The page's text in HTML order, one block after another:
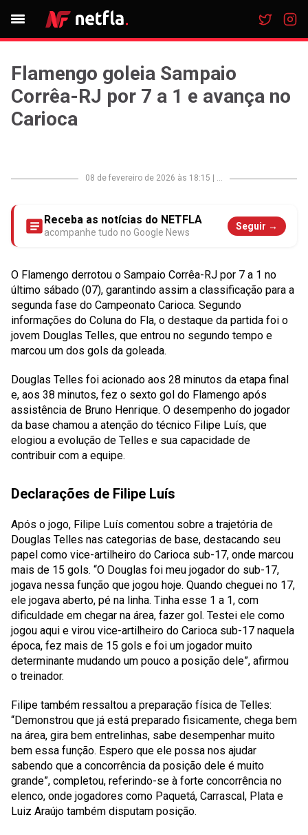
Flamengo goleia Sampaio
Corrêa-RJ por 7 a 1 e avança no
Carioca
08 de fevereiro de 2026 às 18:15 ...
Receba as notícias do NETFLA
acompanhe tudo no Google News
Seguir →
O Flamengo derrotou o Sampaio Corrêa-RJ por 7 a 1 no
último sábado (07), garantindo assim a classificação para a
segunda fase do Campeonato Carioca. Segundo
informações do Coluna do Fla, o destaque da partida foi o
jovem Douglas Telles, que entrou no segundo tempo e
marcou um dos gols da goleada.
Douglas Telles foi acionado aos 28 minutos da etapa final
e, aos 38 minutos, fez o sexto gol do Flamengo após
assistência de Bruno Henrique. O desempenho do jogador
da base chamou a atenção do técnico Filipe Luís, que
elogiou a evolução de Telles e sua capacidade de
contribuir com a equipe.
Declarações de Filipe Luís
Após o jogo, Filipe Luís comentou sobre a trajetória de
Douglas Telles nas categorias de base, destacando seu
papel como vice-artilheiro do Carioca sub-17, onde marcou
mais de 15 gols. “O Douglas foi meu jogador do sub-17,
jogava nessa função que jogou hoje. Quando cheguei no 17,
ele jogava aberto, pé na linha. Tinha esse 1 a 1, com
dificuldade em chegar na área, fazer gol. Testei ele como
jogou aqui e virou vice-artilheiro do Carioca sub-17 naquela
época, fez mais de 15 gols e foi um jogador muito
determinante mudando um pouco a posição dele”, afirmou
o treinador.
Filipe também ressaltou a preparação física de Telles:
“Demonstrou que já está preparado fisicamente, chega bem
na área, gira bem entrelinhas, sabe desempenhar muito
bem essa função. Espero que ele possa nos ajudar
sabendo que a concorrência da posição dele é muito
grande”, completou, referindo-se à forte concorrência no
elenco, onde jogadores como Paquetá, Carrascal, Plata e
Luiz Araújo também disputam posição.